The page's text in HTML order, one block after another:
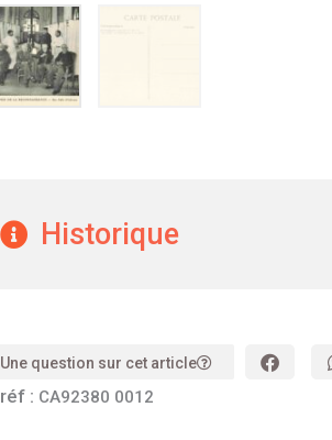
Historique
Une question sur cet article
réf : CA92380 0012